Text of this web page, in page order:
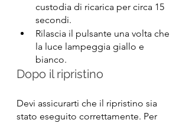
custodia di ricarica per circa 15
secondi.
Rilascia il pulsante una volta che
la luce lampeggia giallo e
bianco.
Dopo il ripristino
Devi assicurarti che il ripristino sia
stato eseguito correttamente. Per